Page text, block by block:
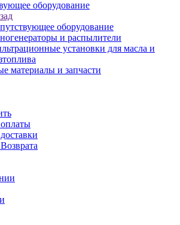
оборудование
оборудование
и распылители
установки для масла и
материалы и запчасти